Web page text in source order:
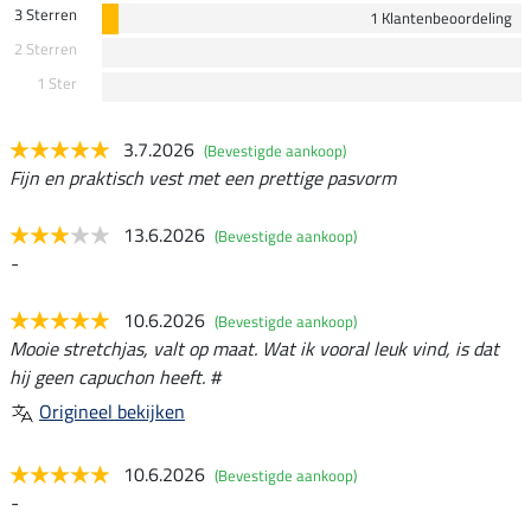
3 Sterren
1 Klantenbeoordeling
2 Sterren
1 Ster
3.7.2026 (Bevestigde aankoop)
Fijn en praktisch vest met een prettige pasvorm
13.6.2026 (Bevestigde aankoop)
-
10.6.2026 (Bevestigde aankoop)
Mooie stretchjas, valt op maat. Wat ik vooral leuk vind, is dat
hij geen capuchon heeft. #
Origineel bekijken
10.6.2026 (Bevestigde aankoop)
-